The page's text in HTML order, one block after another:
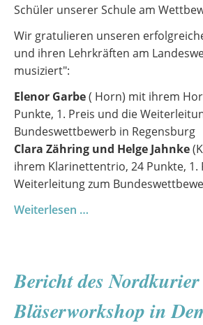
Schüler unserer Schule am
Wir gratulieren unseren
und ihren Lehrkräften am
musiziert":
Elenor Garbe( Horn) mit ihrem
Punkte, 1. Preis und die
Bundeswettbewerb in Regensburg
Clara Zähring und Helge Jahnke
ihrem Klarinettentrio, 24 Punkte, 1.
Weiterleitung zum
Weiterlesen …
Regensburg
große
Bericht des
Bläserworkshop in